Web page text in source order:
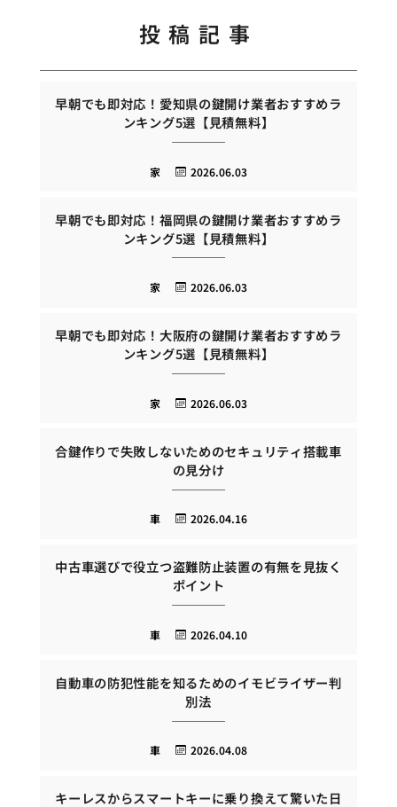
投稿記事
早朝でも即対応！愛知県の鍵開け業者おすすめラ
ンキング5選【見積無料】
2026.06.03
家
早朝でも即対応！福岡県の鍵開け業者おすすめラ
ンキング5選【見積無料】
2026.06.03
家
早朝でも即対応！大阪府の鍵開け業者おすすめラ
ンキング5選【見積無料】
2026.06.03
家
合鍵作りで失敗しないためのセキュリティ搭載車
の見分け
2026.04.16
車
中古車選びで役立つ盗難防止装置の有無を見抜く
ポイント
2026.04.10
車
自動車の防犯性能を知るためのイモビライザー判
別法
2026.04.08
車
キーレスからスマートキーに乗り換えて驚いた日